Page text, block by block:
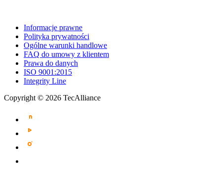
Informacje prawne
Polityka prywatności
Ogólne warunki handlowe
FAQ do umowy z klientem
Prawa do danych
ISO 9001:2015
Integrity Line
Copyright © 2026 TecAlliance